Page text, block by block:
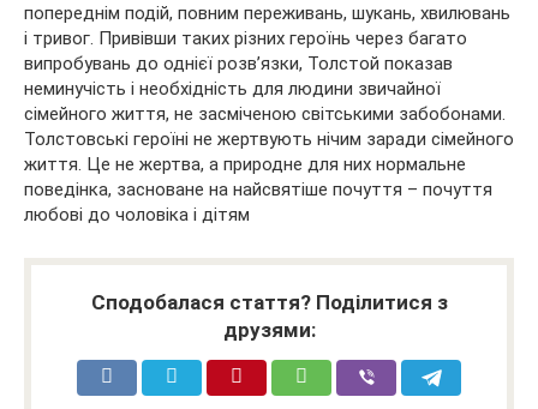
попереднім подій, повним переживань, шукань, хвилювань
і тривог. Привівши таких різних героїнь через багато
випробувань до однієї розв’язки, Толстой показав
неминучість і необхідність для людини звичайної
сімейного життя, не засміченою світськими забобонами.
Толстовські героїні не жертвують нічим заради сімейного
життя. Це не жертва, а природне для них нормальне
поведінка, засноване на найсвятіше почуття – почуття
любові до чоловіка і дітям
Сподобалася стаття? Поділитися з
друзями: